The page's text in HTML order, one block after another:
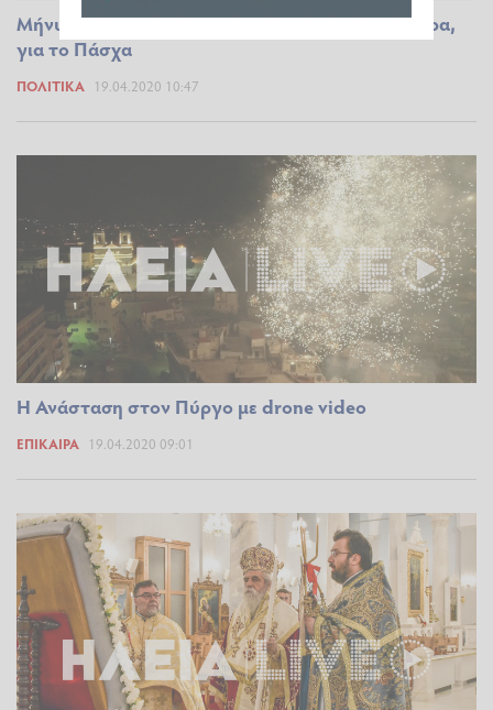
Μήνυμα του Προέδρου του ΣΥΡΙΖΑ, Αλέξη Τσίπρα,
για το Πάσχα
ΠΟΛΙΤΙΚΆ 19.04.2020 10:47
Η Ανάσταση στον Πύργο με drone video
ΕΠΊΚΑΙΡΑ 19.04.2020 09:01